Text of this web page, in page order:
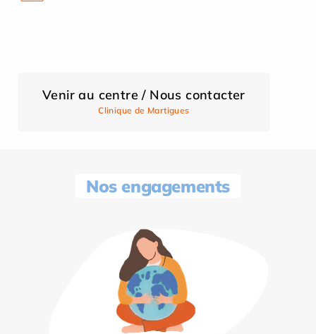
Venir au centre / Nous contacter
Clinique de Martigues
Nos engagements